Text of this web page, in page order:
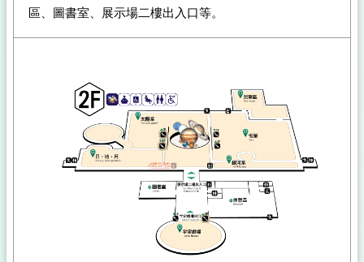
區、圖書室、展示場二樓出入口等。